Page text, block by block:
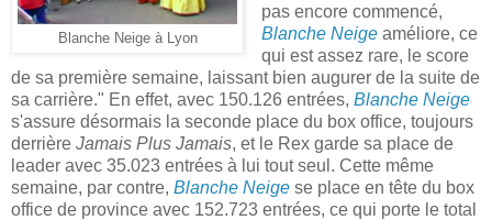
Blanche Neige à Lyon
pas encore commencé,
Blanche Neigeaméliore, ce
qui est assez rare, le score
de sa première semaine, laissant bien augurer de la suite de
sa carrière." En effet, avec 150.126 entrées, Blanche Neige
s'assure désormais la seconde place du box office, toujours
derrière Jamais Plus Jamais, et le Rex garde sa place de
leader avec 35.023 entrées à lui tout seul. Cette même
semaine, par contre, Blanche Neige se place en tête du box
office de province avec 152.723 entrées, ce qui porte le total